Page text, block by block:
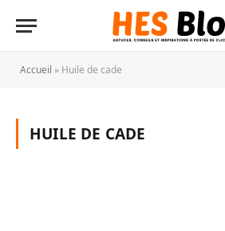
Accueil » Huile de cade
HUILE DE CADE